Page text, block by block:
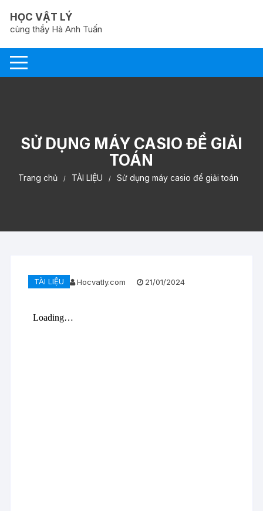
nội
dung
HỌC VẬT LÝ
cùng thầy Hà Anh Tuấn
SỬ DỤNG MÁY CASIO ĐỂ GIẢI
TOÁN
Trang chủ TÀI LIỆU Sử dụng máy casio để giải toán
TÀI LIỆU Hocvatly.com 21/01/2024